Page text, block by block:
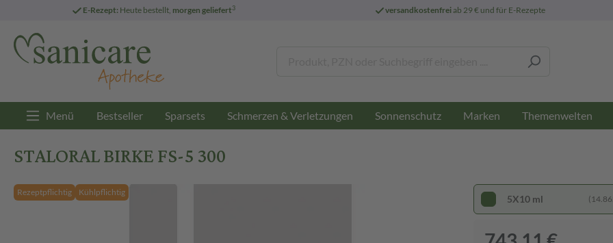
E-Rezept: Heute bestellt, morgen geliefert3 versandkostenfreiab 29 € und für E-Rezepte
Menü Bestseller Sparsets Schmerzen & Verletzungen Sonnenschutz Marken Themenwelten
STALORAL BIRKE FS-5 300
Rezeptpflichtig Kühlpflichtig
5X10 ml